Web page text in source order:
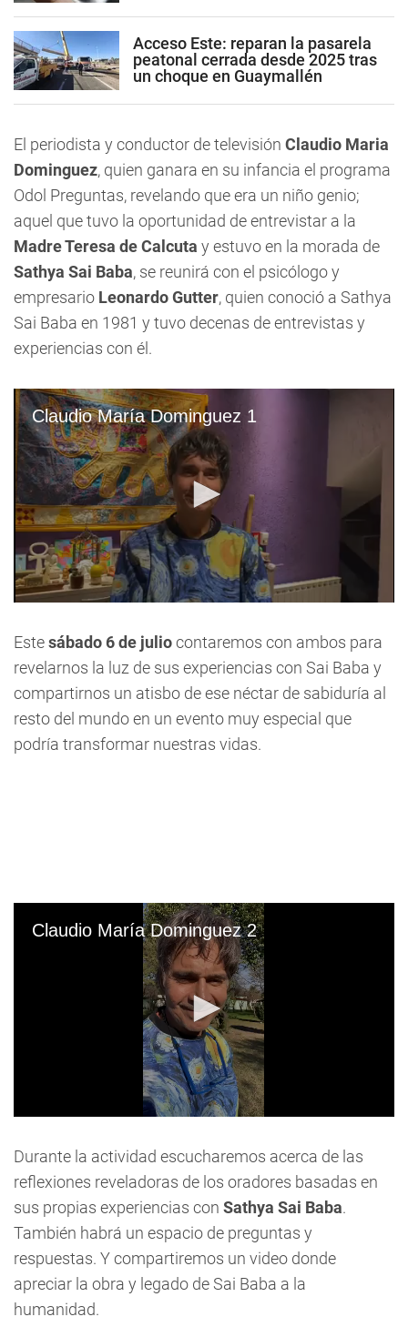
Acceso Este: reparan la pasarela
peatonal cerrada desde 2025 tras
un choque en Guaymallén
El periodista y conductor de televisión Claudio Maria
Dominguez, quien ganara en su infancia el programa
Odol Preguntas, revelando que era un niño genio;
aquel que tuvo la oportunidad de entrevistar a la
Madre Teresa de Calcuta y estuvo en la morada de
Sathya Sai Baba, se reunirá con el psicólogo y
empresario Leonardo Gutter, quien conoció a Sathya
Sai Baba en 1981 y tuvo decenas de entrevistas y
experiencias con él.
Claudio María Dominguez 1
of
34
seconds
Estesábado 6 de juliocontaremos con ambos para
revelarnos la luz de sus experiencias con Sai Baba y
compartirnos un atisbo de ese néctar de sabiduría al
resto del mundo en un evento muy especial que
podría transformar nuestras vidas.
Claudio María Dominguez 2
of
32
seconds
Durante la actividad escucharemos acerca de las
reflexiones reveladoras de los oradores basadas en
sus propias experiencias con Sathya Sai Baba.
También habrá un espacio de preguntas y
respuestas. Y compartiremos un video donde
apreciar la obra y legado de Sai Baba a la
humanidad.